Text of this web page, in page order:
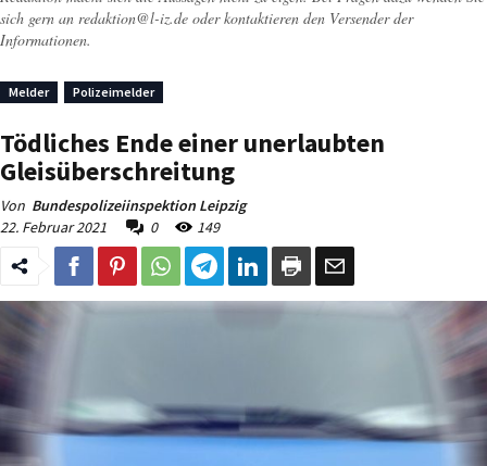
sich gern an redaktion@l-iz.de oder kontaktieren den Versender der
Informationen.
Melder Polizeimelder
Tödliches Ende einer unerlaubten
Gleisüberschreitung
Von Bundespolizeiinspektion Leipzig
22. Februar 2021
0 149